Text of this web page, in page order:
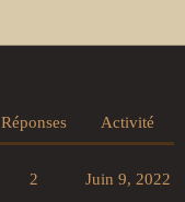
Réponses Activité
2 Juin 9, 2022